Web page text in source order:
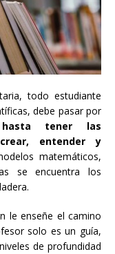
todo estudiante
debe pasar por
tener las
entender y
matemáticos,
se encuentra los
le enseñe el camino
solo es un guía,
de profundidad